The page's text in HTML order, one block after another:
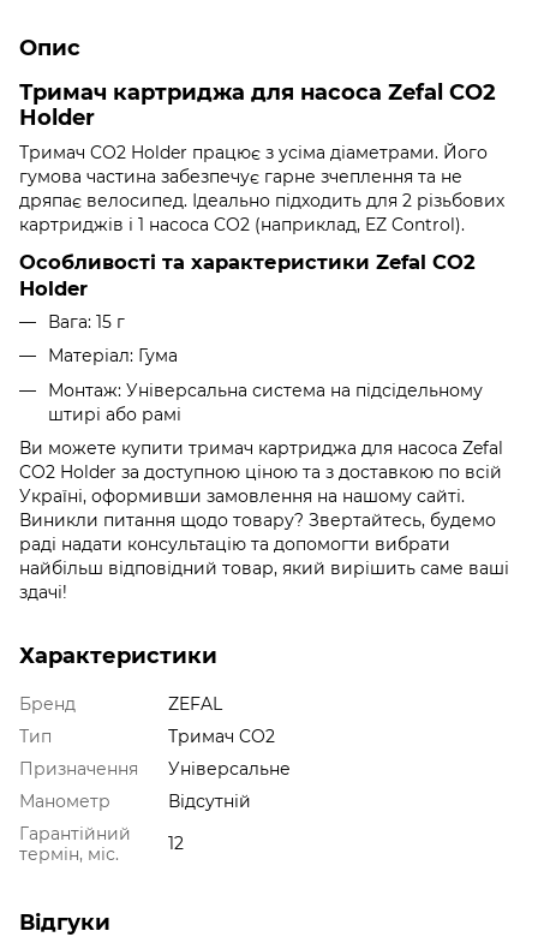
Опис
Тримач картриджа для насоса Zefal CO2
Holder
Тримач CO2 Holder працює з усіма діаметрами. Його
гумова частина забезпечує гарне зчеплення та не
дряпає велосипед. Ідеально підходить для 2 різьбових
картриджів і 1 насоса CO2 (наприклад, EZ Control).
Особливості та характеристики Zefal CO2
Holder
Вага: 15 г
Матеріал: Гума
Монтаж: Універсальна система на підсідельному
штирі або рамі
Ви можете купити тримач картриджа для насоса Zefal
CO2 Holder за доступною ціною та з доставкою по всій
Україні, оформивши замовлення на нашому сайті.
Виникли питання щодо товару? Звертайтесь, будемо
раді надати консультацію та допомогти вибрати
найбільш відповідний товар, який вирішить саме ваші
здачі!
Характеристики
Бренд
ZEFAL
Тип
Тримач CO2
Призначення
Універсальне
Манометр
Відсутній
Гарантійний
термін, міс.
12
Відгуки